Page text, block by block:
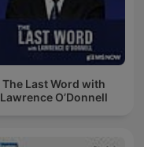
The Last Word with
Lawrence O’Donnell